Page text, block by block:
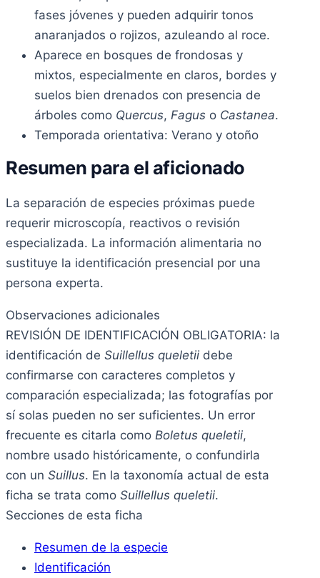
fases jóvenes y pueden adquirir tonos
anaranjados o rojizos, azuleando al roce.
Aparece en bosques de frondosas y
mixtos, especialmente en claros, bordes y
suelos bien drenados con presencia de
árboles como Quercus, Fagus o Castanea.
Temporada orientativa: Verano y otoño
Resumen para el aficionado
La separación de especies próximas puede
requerir microscopía, reactivos o revisión
especializada. La información alimentaria no
sustituye la identificación presencial por una
persona experta.
Observaciones adicionales
REVISIÓN DE IDENTIFICACIÓN OBLIGATORIA: la
identificación de Suillellus queletii debe
confirmarse con caracteres completos y
comparación especializada; las fotografías por
sí solas pueden no ser suficientes. Un error
frecuente es citarla como Boletus queletii,
nombre usado históricamente, o confundirla
con un Suillus. En la taxonomía actual de esta
ficha se trata como Suillellus queletii.
Secciones de esta ficha
Resumen de la especie
Identificación